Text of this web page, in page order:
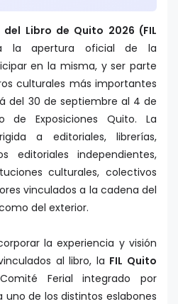
Libro de Quito 2026 (FIL
la apertura oficial de la
en la misma, y ser parte
culturales más importantes
del 30 de septiembre al 4 de
Exposiciones Quito. La
a editoriales, librerías,
editoriales independientes,
culturales, colectivos
vinculados a la cadena del
del exterior.
la experiencia y visión
al libro, la FIL Quito
Ferial integrado por
de los distintos eslabones